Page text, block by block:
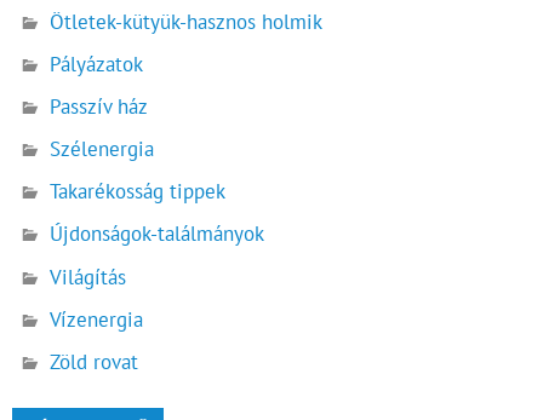
Ötletek-kütyük-hasznos holmik
Pályázatok
Passzív ház
Szélenergia
Takarékosság tippek
Újdonságok-találmányok
Világítás
Vízenergia
Zöld rovat